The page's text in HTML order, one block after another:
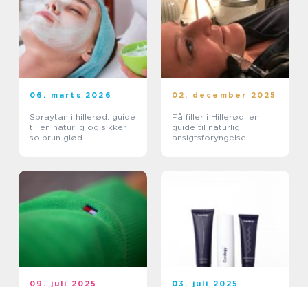
06. marts 2026
Spraytan i hillerød: guide
til en naturlig og sikker
solbrun glød
02. december 2025
Få filler i Hillerød: en
guide til naturlig
ansigtsforyngelse
09. juli 2025 03. juli 2025